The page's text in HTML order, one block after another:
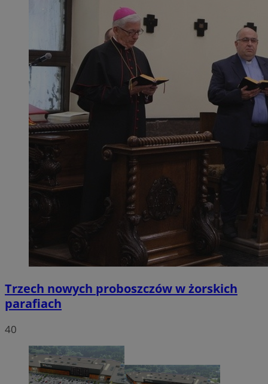
Trzech nowych proboszczów w żorskich
parafiach
40